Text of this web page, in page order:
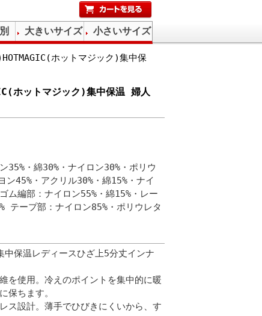
ホットマジック)集中保
ホットマジック)集中保温 婦人
35%・綿30%・ナイロン30%・ポリウ
45%・アクリル30%・綿15%・ナイ
ム編部：ナイロン55%・綿15%・レー
テープ部：ナイロン85%・ポリウレタ
保温レディースひざ上5分丈インナ
を使用。冷えのポイントを集中的に暖
保ちます。
ス設計。薄手でひびきにくいから、す
大きいサイズ 小さいサイズ